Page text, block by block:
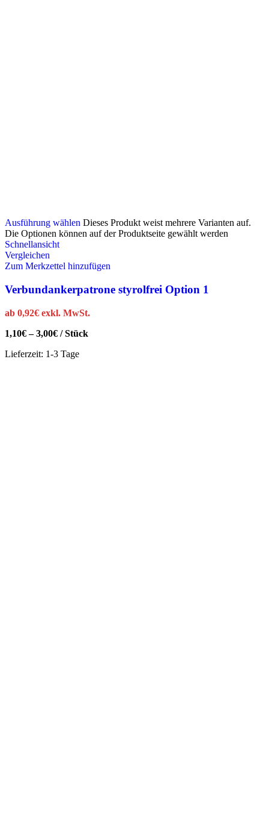
Ausführung wählen Dieses Produkt weist mehrere Varianten auf.
Die Optionen können auf der Produktseite gewählt werden
Schnellansicht
Vergleichen
Zum Merkzettel hinzufügen
Verbundankerpatrone styrolfrei Option 1
ab 0,92€ exkl. MwSt.
1,10€–3,00€ /Stück
Lieferzeit: 1-3 Tage